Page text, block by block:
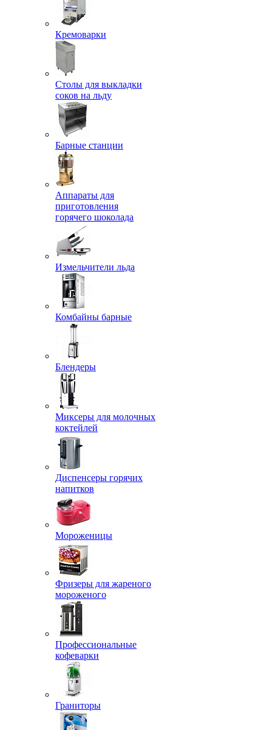
Кремоварки
Столы для выкладки
соков на льду
Барные станции
Аппараты для
приготовления
горячего шоколада
Измельчители льда
Комбайны барные
Блендеры
Миксеры для молочных
коктейлей
Диспенсеры горячих
напитков
Мороженицы
Фризеры для жареного
мороженого
Профессиональные
кофеварки
Граниторы